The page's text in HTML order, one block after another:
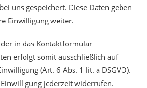
uns gespeichert. Diese Daten geben
Einwilligung weiter.
in das Kontaktformular
erfolgt somit ausschließlich auf
(Art. 6 Abs. 1 lit. a DSGVO).
jederzeit widerrufen.